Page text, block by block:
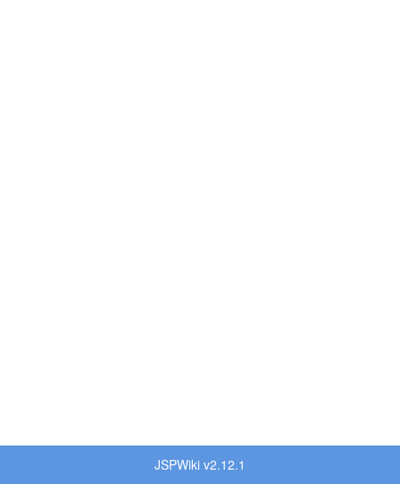
JSPWiki v2.12.1